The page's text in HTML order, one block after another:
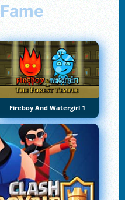
Fame
Fireboy And Watergirl 1